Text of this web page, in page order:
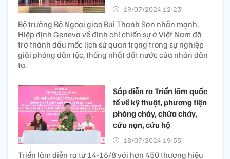
19/07/2024 12:23’
Bộ trưởng Bộ Ngoại giao Bùi Thanh Sơn nhấn mạnh,
Hiệp định Geneva về đình chỉ chiến sự ở Việt Nam đã
trở thành dấu mốc lịch sử quan trọng trong sự nghiệp
giải phóng dân tộc, thống nhất đất nước của nhân dân
ta.
Sắp diễn ra Triển lãm quốc
tế về kỹ thuật, phương tiện
phòng cháy, chữa cháy,
cứu nạn, cứu hộ
18/07/2024 19:55’
Triển lãm diễn ra từ 14-16/8 với hơn 450 thương hiệu